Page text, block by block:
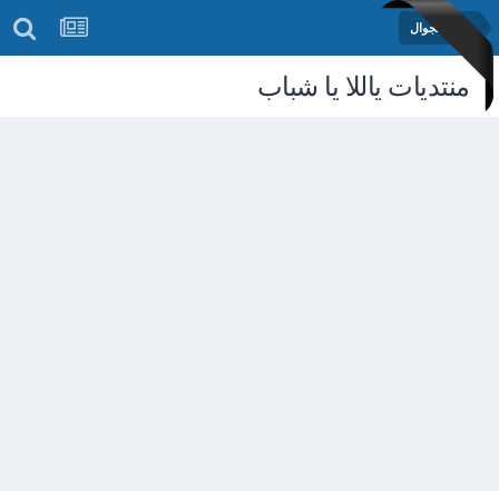
منتدى الجوال
منتديات ياللا يا شباب